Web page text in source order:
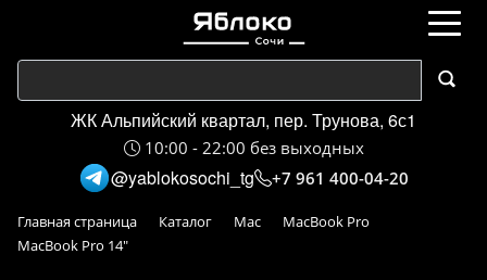
ЖК Альпийский квартал, пер. Трунова, 6с1
10:00 - 22:00 без выходных
@yablokosochi_tg +7 961 400-04-20
Главная страница Каталог Mac
MacBook Pro
MacBook Pro 14"